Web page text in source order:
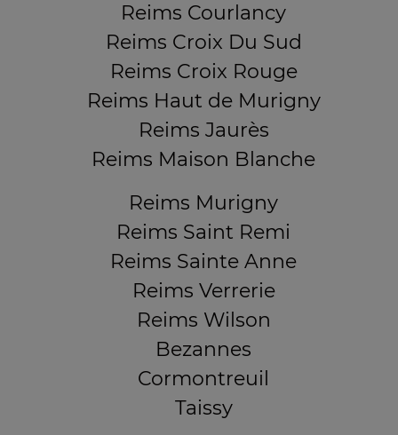
Reims Courlancy
Reims Croix Du Sud
Reims Croix Rouge
Reims Haut de Murigny
Reims Jaurès
Reims Maison Blanche
Reims Murigny
Reims Saint Remi
Reims Sainte Anne
Reims Verrerie
Reims Wilson
Bezannes
Cormontreuil
Taissy